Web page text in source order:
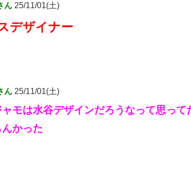
ん 25/11/01(土)
デザイナー
ん 25/11/01(土)
モは水谷デザインだろうなって思っ
かった